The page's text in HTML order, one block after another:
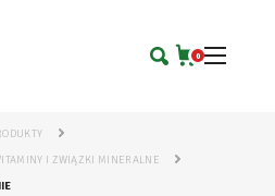
0
I ZWIĄZKI MINERALNE